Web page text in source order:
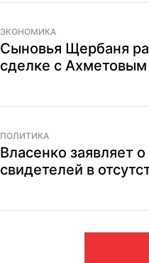
ЭКОНОМИКА
Сыновья Щербаня
сделке с Ахметовым
ПОЛИТИКА
Власенко заявляет
свидетелей в